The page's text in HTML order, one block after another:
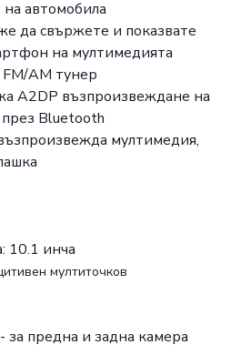
автомобила
да свържете и показвате
на мултимедията
AM тунер
A2DP възпроизвеждане на
Bluetooth
мултимедия,
10.1 инча
мултиточков
за предна и задна камера